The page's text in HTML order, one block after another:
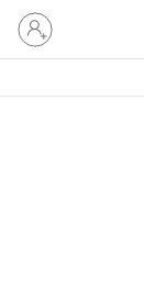
היכנס
לחשבון
שלך